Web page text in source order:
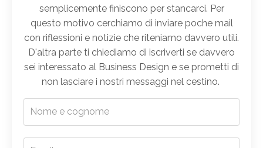
semplicemente finiscono per stancarci. Per
questo motivo cerchiamo di inviare poche mail
con riflessioni e notizie che riteniamo davvero utili.
D'altra parte ti chiediamo di iscriverti se davvero
sei interessato al Business Design e se prometti di
non lasciare i nostri messaggi nel cestino.